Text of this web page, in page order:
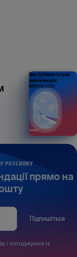
РОЗСИЛКУ
прямо на
Підпишіться
і погоджуюся із
Ваш путівник із прав
авіапасажирів
ВИПУСК 2026